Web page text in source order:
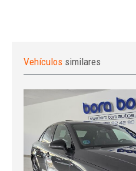
Vehículos similares